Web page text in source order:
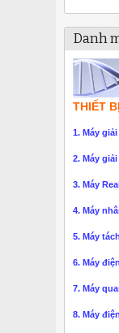
Danh
THIẾT
1. Máy
2. Máy
3. Máy
4. Máy
5. Máy
6. Máy
7. Máy
8. Máy